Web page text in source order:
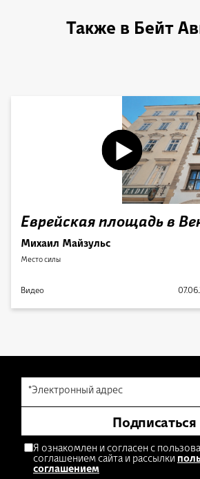
Также в Бейт
Еврейская площадь в
Михаил Майзульс
Место силы
Видео
*Электронный адрес
Подписаться
Я ознакомлен и согласен с
соглашением сайта и рассылки
соглашением